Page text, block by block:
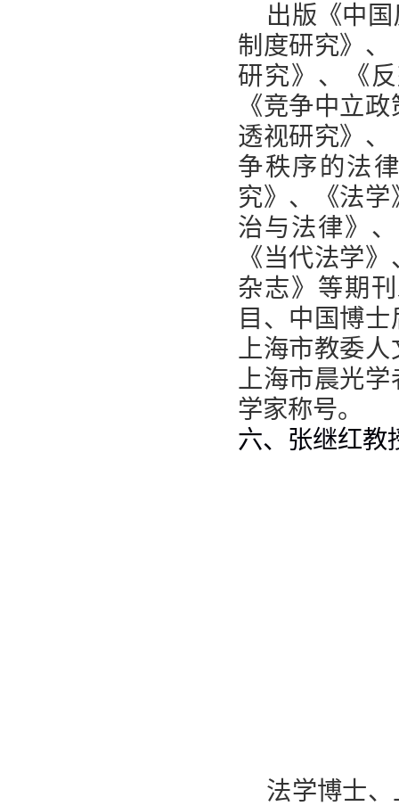
出版《中
制度研究》
研究》、《
《竞争中立
透视研究》
争秩序的法
究》、《法
治与法律》
《当代法学
杂志》等期
目、中国博
上海市教委
上海市晨光
学家称号。
六、张继红教
法学博士